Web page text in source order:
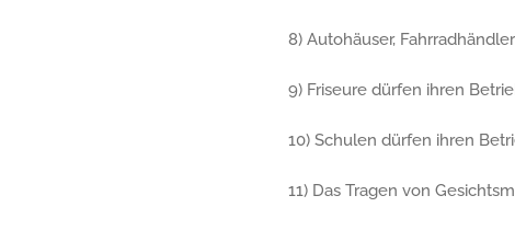
8) Autohäuser,
9) Friseure dürfen ihren
10) Schulen dürfen ihren
11) Das Tragen von